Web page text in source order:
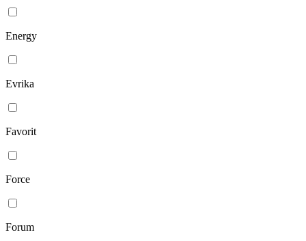
Energy
Evrika
Favorit
Force
Forum